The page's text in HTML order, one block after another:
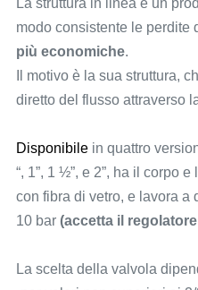
La struttura in linea è un
modo consistente le perdite
più economiche.
Il motivo è la sua struttura,
diretto del flusso attraverso
Disponibile in quattro
“, 1”, 1 ½”, e 2”, ha il corpo
con fibra di vetro, e lavora a
10 bar (accetta il
La scelta della valvola